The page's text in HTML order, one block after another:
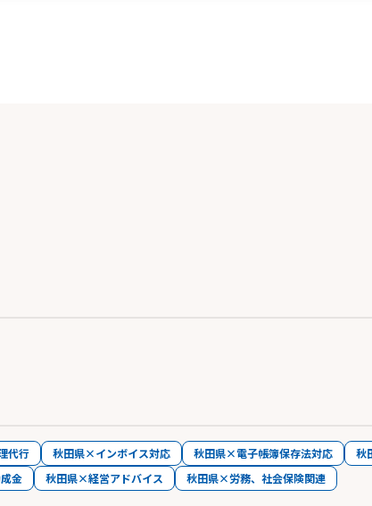
代行 秋田県×インボイス対応 秋田県×電子帳簿保存法対応
秋
金 秋田県×経営アドバイス 秋田県×労務、社会保険関連